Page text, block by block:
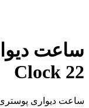
ساعت
Clock 22
ساعت دیواری پوستری